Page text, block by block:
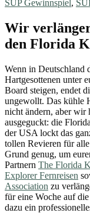
SUP Gewinnspiel,
Wir
den Florida
Wenn in Deutschland
Hartgesottenen unter
Board steigen, endet
ungewollt. Das kühle
nicht ändern, aber wir
ausgeguckt: die
der USA lockt das
tollen Revieren für
Grund genug, um
Partnern The Florida
Explorer Fernreisen
Association zu
für eine Woche auf
dazu ein